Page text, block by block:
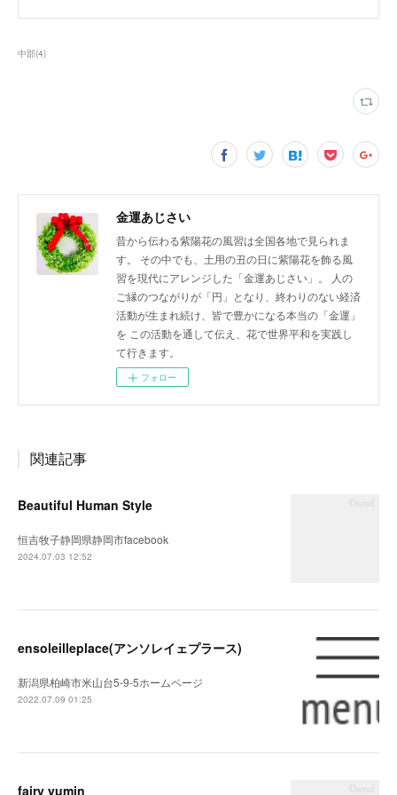
中部(4)
金運あじさい
昔から伝わる紫陽花の風習は全国各地で見られま
す。 その中でも、土用の丑の日に紫陽花を飾る風
習を現代にアレンジした「金運あじさい」。 人の
ご縁のつながりが「円」となり、終わりのない経済
活動が生まれ続け、皆で豊かになる本当の「金運」
を この活動を通して伝え、花で世界平和を実践し
て行きます。
フォロー
関連記事
Beautiful Human Style
恒吉牧子静岡県静岡市facebook
2024.07.03 12:52
ensoleilleplace(アンソレイェプラース)
新潟県柏崎市米山台5-9-5ホームページ
2022.07.09 01:25
fairy yumin